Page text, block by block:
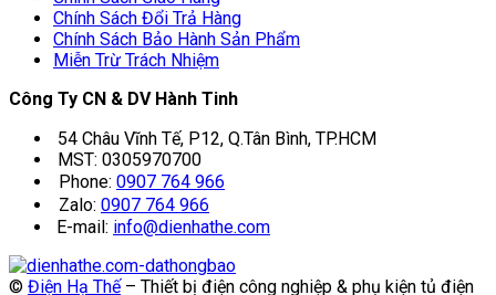
Chính Sách Đổi Trả Hàng
Chính Sách Bảo Hành Sản Phẩm
Miễn Trừ Trách Nhiệm
Công Ty CN & DV Hành Tinh
54 Châu Vĩnh Tế, P12, Q.Tân Bình, TP.HCM
MST: 0305970700
Phone: 0907 764 966
Zalo: 0907 764 966
E-mail: info@dienhathe.com
© Điện Hạ Thế– Thiết bị điện công nghiệp & phụ kiện tủ điện